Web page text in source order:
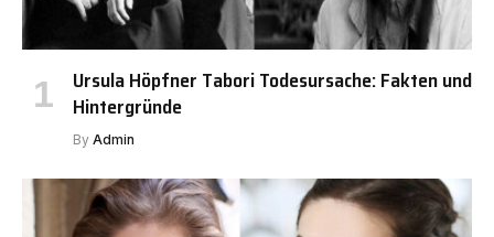
Ursula Höpfner Tabori Todesursache: Fakten und
Hintergründe
By Admin